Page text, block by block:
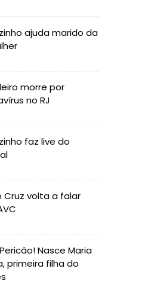
ajuda marido da
morre por
no RJ
faz live do
Cruz volta a falar
Nasce Maria
primeira filha do